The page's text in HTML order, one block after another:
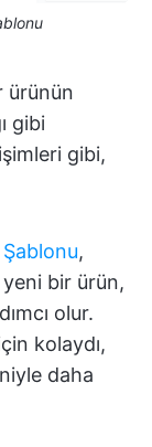
ürünün
gibi
gibi,
,
bir ürün,
olur.
kolaydı,
daha